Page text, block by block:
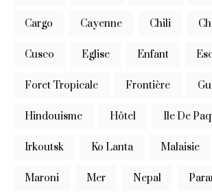
Cargo Cayenne Chili
Cusco Eglise Enfant
Foret Tropicale Frontière
Hindouisme Hôtel Ile De
Irkoutsk Ko Lanta Malaisie
Maroni Mer Nepal